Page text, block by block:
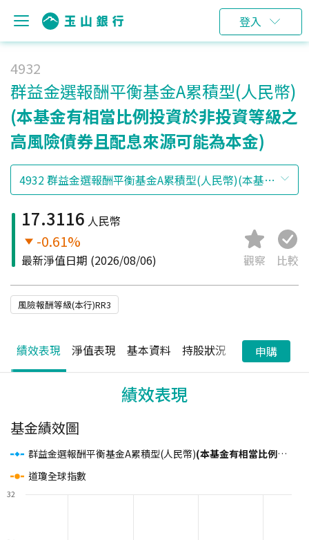
登入
4932
群益金選報酬平衡基金A累積型(人民幣)
(本基金有相當比例投資於非投資等級之
高風險債券且配息來源可能為本金)
17.3116 人民幣
-0.61%
最新淨值日期 (2026/08/06) 觀察 比較
風險報酬等級(本行)RR3
績效表現 淨值表現 基本資料 持股狀況 配息狀況
申購
績效表現
基金績效圖
群益金選報酬平衡基金A累積型(人民幣)(本基金有相當比例投資於非投資等級之高風險債券且配息來源可能為本金)
道瓊全球指數
32